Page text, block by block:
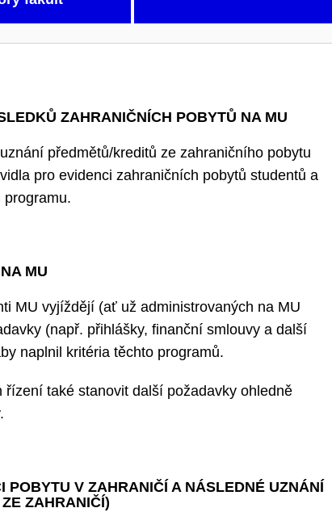
ZAHRANIČNÍCH POBYTŮ NA MU
předmětů/kreditů ze zahraničního pobytu
pro evidenci zahraničních pobytů studentů a
MU
MU vyjíždějí (ať už administrovaných na MU
(např. přihlášky, finanční smlouvy a další
naplnil kritéria těchto programů.
také stanovit další požadavky ohledně
V ZAHRANIČÍ A NÁSLEDNÉ UZNÁNÍ
ZAHRANIČÍ)